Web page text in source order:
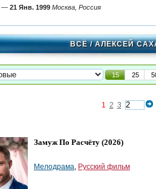
— 21 Янв. 1999 Москва, Россия
ВСЁ/ АЛЕКСЕЙ
15 25
1 2 3
Замуж По Расчёту (2026)
Мелодрама, Русский фильм